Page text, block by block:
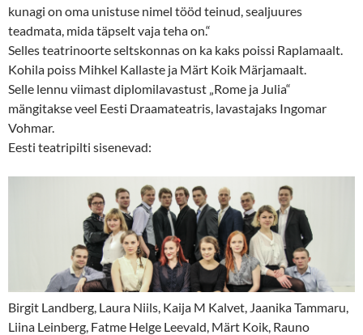
kunagi on oma unistuse nimel tööd teinud, sealjuures
teadmata, mida täpselt vaja teha on.“
Selles teatrinoorte seltskonnas on ka kaks poissi Raplamaalt.
Kohila poiss Mihkel Kallaste ja Märt Koik Märjamaalt.
Selle lennu viimast diplomilavastust „Rome ja Julia“
mängitakse veel Eesti Draamateatris, lavastajaks Ingomar
Vohmar.
Eesti teatripilti sisenevad:
Birgit Landberg, Laura Niils, Kaija M Kalvet, Jaanika Tammaru,
Liina Leinberg, Fatme Helge Leevald, Märt Koik, Rauno